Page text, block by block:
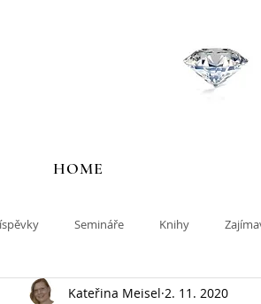
HOME
Semináře Knihy
Kateřina Meisel 2. 11. 2020